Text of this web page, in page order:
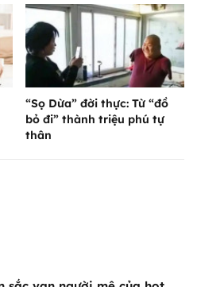
“Sọ Dừa” đời thực: Từ “đồ
bỏ đi” thành triệu phú tự
thân